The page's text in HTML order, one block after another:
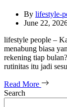
By lifestyle-
June 22,
lifestyle people –
menabung biasa
rekening tiap
rutinitas itu jadi
Read More
Search